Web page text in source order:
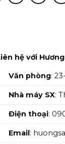
hệ với
Văn phòng:
Nhà máy SX:
Điện thoại:
Email: